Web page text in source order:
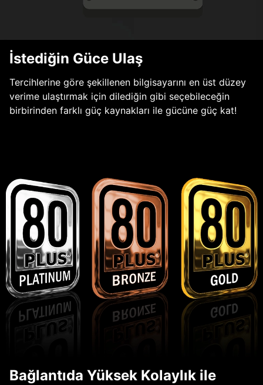
İstediğin Güce Ulaş
Tercihlerine göre şekillenen bilgisayarını en üst düzey
verime ulaştırmak için dilediğin gibi seçebileceğin
birbirinden farklı güç kaynakları ile gücüne güç kat!
Bağlantıda Yüksek Kolaylık ile